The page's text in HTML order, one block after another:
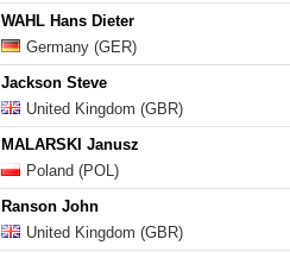
WAHL Hans Dieter
Germany (GER)
Jackson Steve
United Kingdom (GBR)
MALARSKI Janusz
Poland (POL)
Ranson John
United Kingdom (GBR)